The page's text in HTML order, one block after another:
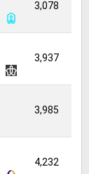
3,078
3,937
3,985
4,232